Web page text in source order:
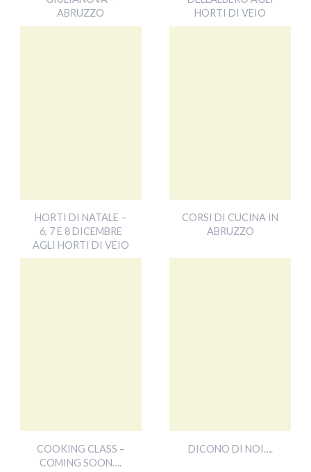
ABRUZZO
HORTI DI VEIO
HORTI DI NATALE –
6, 7 E 8 DICEMBRE
AGLI HORTI DI VEIO
CORSI DI CUCINA IN
ABRUZZO
COOKING CLASS –
COMING SOON….
DICONO DI NOI….